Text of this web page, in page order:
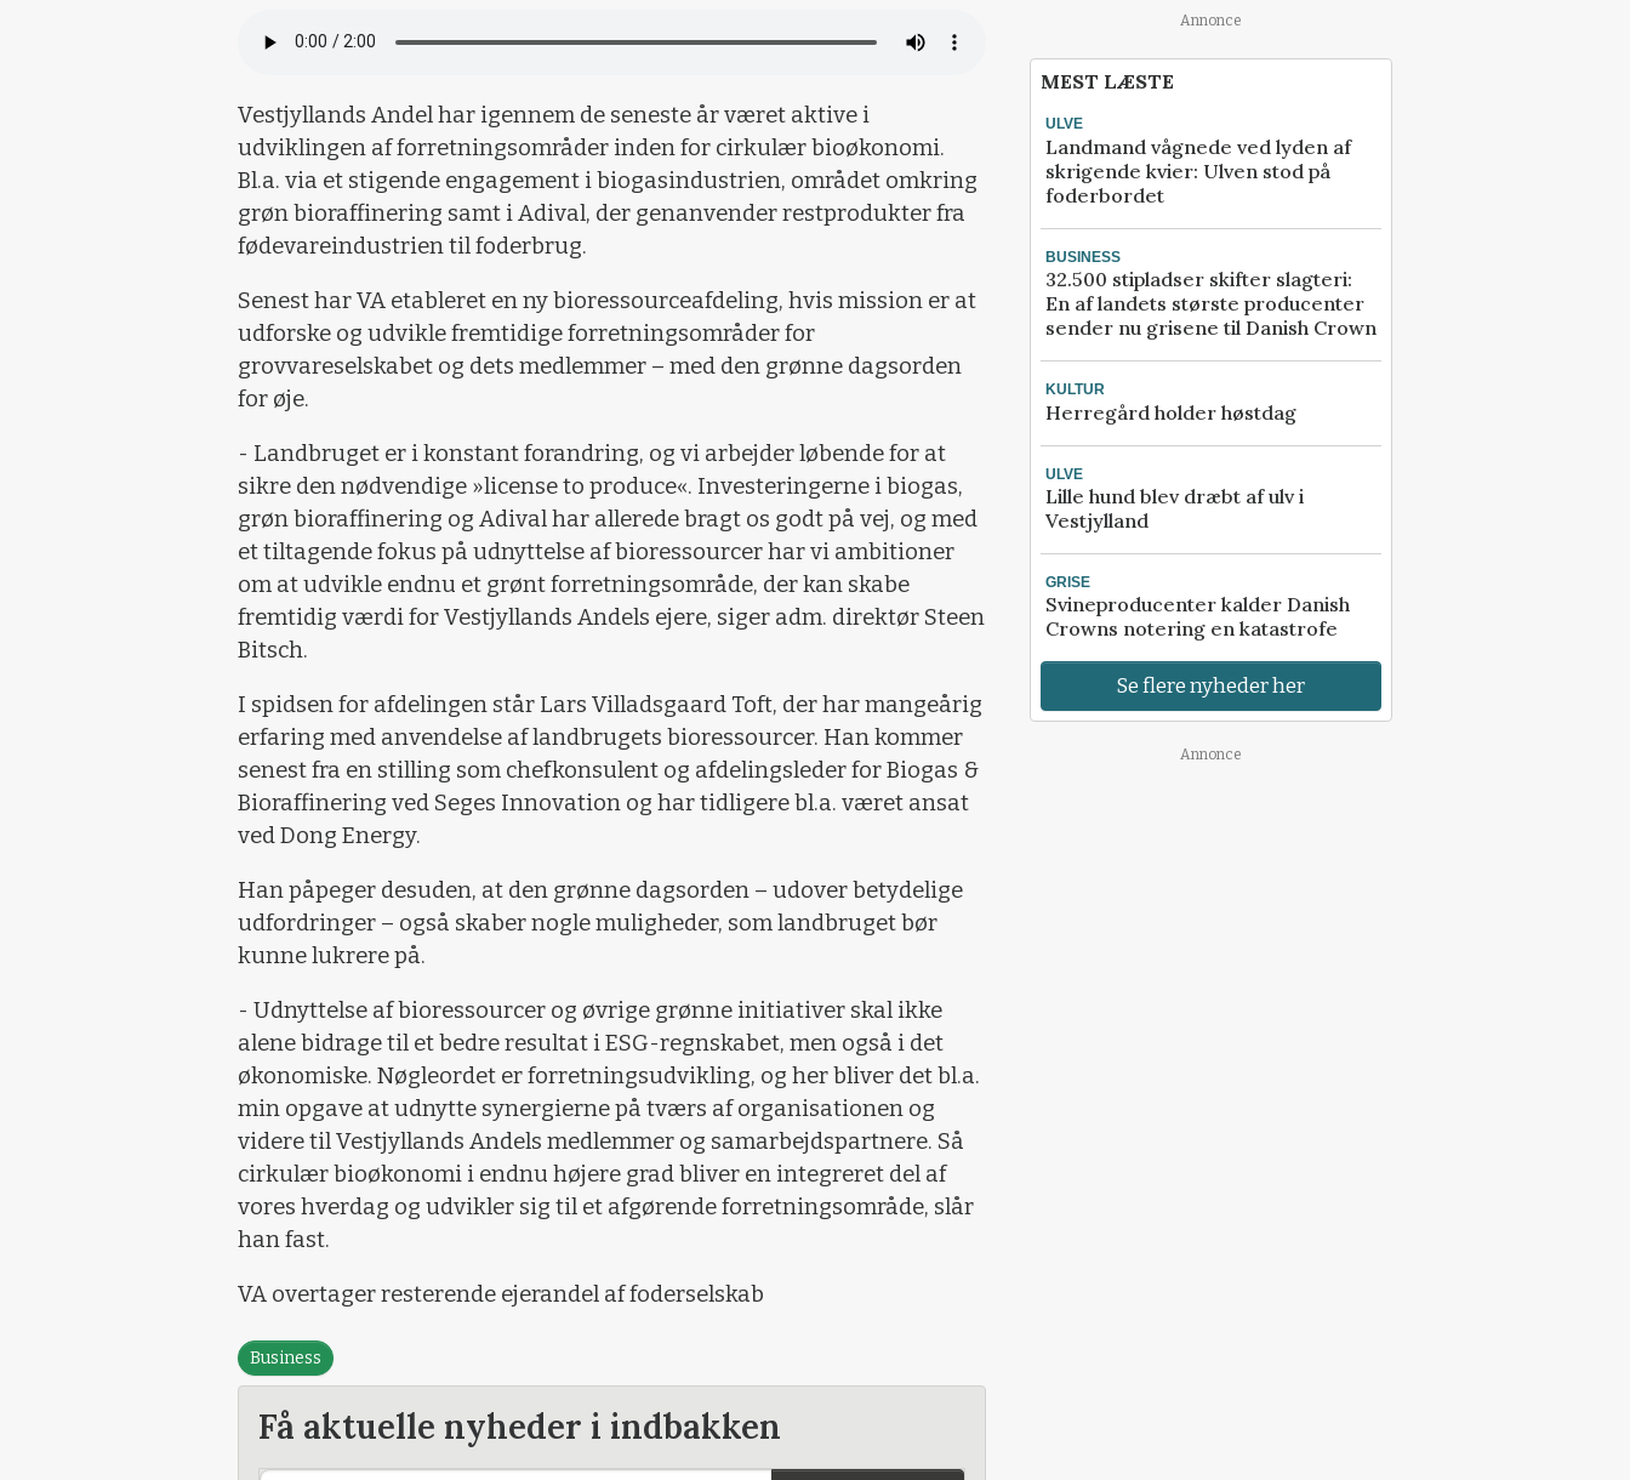
Vestjyllands Andel har igennem de seneste år været aktive i
udviklingen af forretningsområder inden for cirkulær bioøkonomi.
Bl.a. via et stigende engagement i biogasindustrien, området omkring
grøn bioraffinering samt i Adival, der genanvender restprodukter fra
fødevareindustrien til foderbrug.
Senest har VA etableret en ny bioressourceafdeling, hvis mission er at
udforske og udvikle fremtidige forretningsområder for
grovvareselskabet og dets medlemmer – med den grønne dagsorden
for øje.
- Landbruget er i konstant forandring, og vi arbejder løbende for at
sikre den nødvendige »license to produce«. Investeringerne i biogas,
grøn bioraffinering og Adival har allerede bragt os godt på vej, og med
et tiltagende fokus på udnyttelse af bioressourcer har vi ambitioner
om at udvikle endnu et grønt forretningsområde, der kan skabe
fremtidig værdi for Vestjyllands Andels ejere, siger adm. direktør Steen
Bitsch.
I spidsen for afdelingen står Lars Villadsgaard Toft, der har mangeårig
erfaring med anvendelse af landbrugets bioressourcer. Han kommer
senest fra en stilling som chefkonsulent og afdelingsleder for Biogas &
Bioraffinering ved Seges Innovation og har tidligere bl.a. været ansat
ved Dong Energy.
Han påpeger desuden, at den grønne dagsorden – udover betydelige
udfordringer – også skaber nogle muligheder, som landbruget bør
kunne lukrere på.
- Udnyttelse af bioressourcer og øvrige grønne initiativer skal ikke
alene bidrage til et bedre resultat i ESG-regnskabet, men også i det
økonomiske. Nøgleordet er forretningsudvikling, og her bliver det bl.a.
min opgave at udnytte synergierne på tværs af organisationen og
videre til Vestjyllands Andels medlemmer og samarbejdspartnere. Så
cirkulær bioøkonomi i endnu højere grad bliver en integreret del af
vores hverdag og udvikler sig til et afgørende forretningsområde, slår
han fast.
VA overtager resterende ejerandel af foderselskab
Business
Få aktuelle nyheder i indbakken
Annonce
MEST LÆSTE
ULVE
Landmand vågnede ved lyden af
skrigende kvier: Ulven stod på
foderbordet
BUSINESS
32.500 stipladser skifter slagteri:
En af landets største producenter
sender nu grisene til Danish Crown
KULTUR
Herregård holder høstdag
ULVE
Lille hund blev dræbt af ulv i
Vestjylland
GRISE
Svineproducenter kalder Danish
Crowns notering en katastrofe
Se flere nyheder her
Annonce